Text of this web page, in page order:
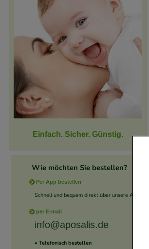
Einfach. Sicher. Günstig.
Wie möchten Sie bestellen?
Per App bestellen
Schnell und bequem direkt über unsere App.
per E-mail
info@aposalis.de
• Telefonisch bestellen